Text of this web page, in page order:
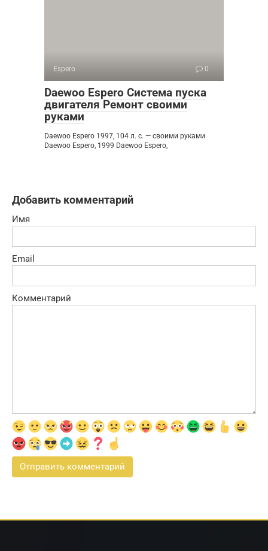
Espero 0
Daewoo Espero Система пуска
двигателя Ремонт своими
руками
Daewoo Espero 1997, 104 л. с. — своими руками
Daewoo Espero, 1999 Daewoo Espero,
Добавить комментарий
Имя
Email
Комментарий